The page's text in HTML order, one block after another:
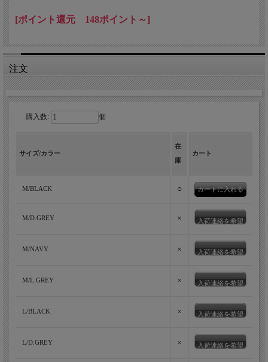
繊細で非常に滑らかなエクストラファイ
ンメリノを使用した贅沢なハーフジップ
ニット。
MOONCASTLE冬の定番、12ゲージの高級ウールの代名詞「エク
ストラファインメリノウール」を贅沢に使用したハーフジップニ
ット。目の細かい上品な編みたてに、ジップの開け閉めで印象や
着こなしを変えられる万能アイテムです。
[ポイント還元 148ポイント～]
注文
購入数: 個
サイズ/カラー
在
庫
カート
M/BLACK ○
M/D.GREY × 入荷連絡を希望
M/NAVY × 入荷連絡を希望
M/L.GREY × 入荷連絡を希望
L/BLACK × 入荷連絡を希望
L/D.GREY × 入荷連絡を希望